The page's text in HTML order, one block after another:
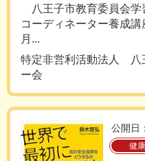
八王子市教育委員会学
コーディネーター養成
月...
特定非営利活動法人 八
ー会
公開日
健